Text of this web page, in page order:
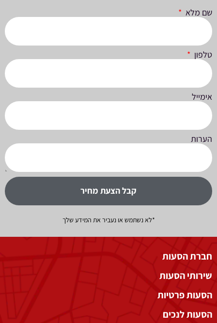
שם מלא
טלפון
אימייל
הערות
קבל הצעת מחיר
*לא נשתמש או נעביר את המידע שלך
חברת הסעות
שירותי הסעות
הסעות פרטיות
הסעות לנכים